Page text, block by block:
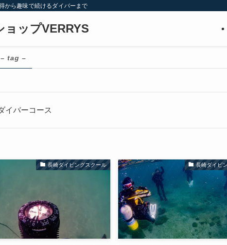
から趣味で続けるダイバーまで
ップVERRYS
– tag –
イバーコース
長崎ダイビングスクール 長崎ダイビ